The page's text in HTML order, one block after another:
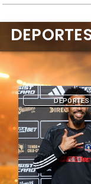
DEPORTES